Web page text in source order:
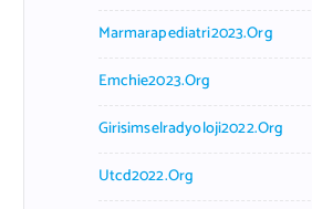
Marmarapediatri2023.org
Emchie2023.org
Girisimselradyoloji2022.org
Utcd2022.org